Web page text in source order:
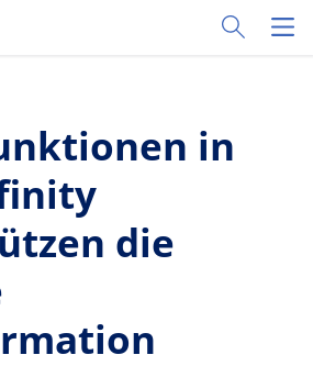
principal
Toggle
in
die